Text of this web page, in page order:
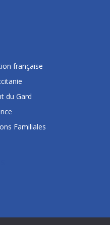
française
du Gard
Familiales